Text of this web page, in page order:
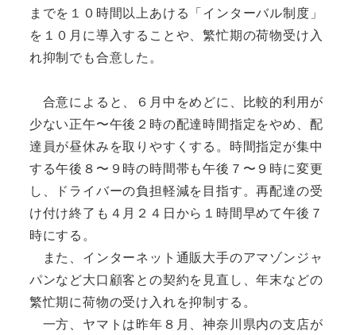
までを１０時間以上あける「インターバル制度」
を１０月に導入することや、繁忙期の荷物受け入
れ抑制でも合意した。
合意によると、６月中をめどに、比較的利用が
少ない正午〜午後２時の配達時間指定をやめ、配
達員が昼休みを取りやすくする。時間指定が集中
する午後８〜９時の時間帯も午後７〜９時に変更
し、ドライバーの負担軽減を目指す。再配達の受
け付け終了も４月２４日から１時間早めて午後７
時にする。
また、インターネット通販大手のアマゾンジャ
パンなど大口顧客との契約を見直し、年末などの
繁忙期に荷物の受け入れを抑制する。
一方、ヤマトは昨年８月、神奈川県内の支店が